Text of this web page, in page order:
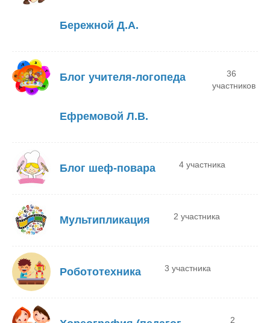
Бережной Д.А.
Блог учителя-логопеда
Ефремовой Л.В.
36
участников
Блог шеф-повара 4 участника
Мультипликация 2 участника
Робототехника 3 участника
2